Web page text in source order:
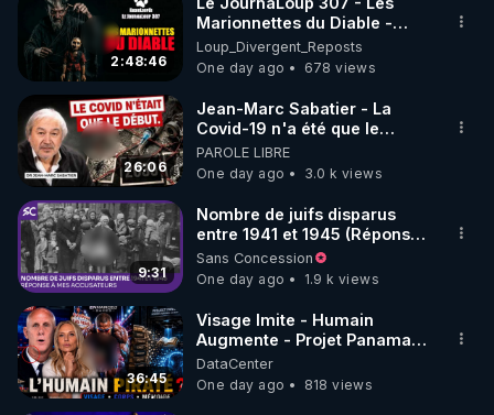
2:48:46
Marionnettes du Diable -
Loup Divergent 2026.08.07
Loup_Divergent_Reposts
One day ago
678 views
26:06
Jean-Marc Sabatier - La
Covid-19 n'a été que le
début - L'ARNm & l'ARNm-aa
jusqu où auront-t-il ?
PAROLE LIBRE
One day ago
3.0 k views
9:31
Nombre de juifs disparus
entre 1941 et 1945 (Réponse
à mes accusateurs)
Sans Concession
One day ago
1.9 k views
36:45
Visage Imite - Humain
Augmente - Projet Panama
AI - Bienvenue dans la
dystopie - Mazikeen
DataCenter
One day ago
818 views